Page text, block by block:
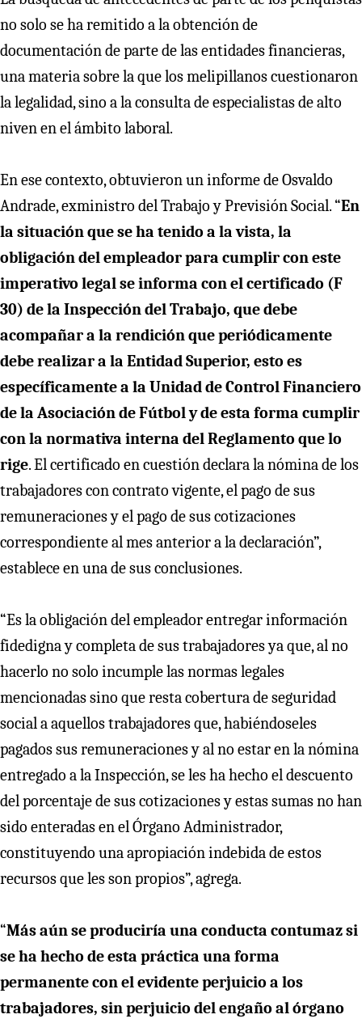
no solo se ha remitido a la obtención de
documentación de parte de las entidades financieras,
una materia sobre la que los melipillanos cuestionaron
la legalidad, sino a la consulta de especialistas de alto
niven en el ámbito laboral.
En ese contexto, obtuvieron un informe de Osvaldo
Andrade, exministro del Trabajo y Previsión Social. “En
la situación que se ha tenido a la vista, la
obligación del empleador para cumplir con este
imperativo legal se informa con el certificado (F
30) de la Inspección del Trabajo, que debe
acompañar a la rendición que periódicamente
debe realizar a la Entidad Superior, esto es
específicamente a la Unidad de Control Financiero
de la Asociación de Fútbol y de esta forma cumplir
con la normativa interna del Reglamento que lo
rige. El certificado en cuestión declara la nómina de los
trabajadores con contrato vigente, el pago de sus
remuneraciones y el pago de sus cotizaciones
correspondiente al mes anterior a la declaración”,
establece en una de sus conclusiones.
“Es la obligación del empleador entregar información
fidedigna y completa de sus trabajadores ya que, al no
hacerlo no solo incumple las normas legales
mencionadas sino que resta cobertura de seguridad
social a aquellos trabajadores que, habiéndoseles
pagados sus remuneraciones y al no estar en la nómina
entregado a la Inspección, se les ha hecho el descuento
del porcentaje de sus cotizaciones y estas sumas no han
sido enteradas en el Órgano Administrador,
constituyendo una apropiación indebida de estos
recursos que les son propios”, agrega.
“Más aún se produciría una conducta contumaz si
se ha hecho de esta práctica una forma
permanente con el evidente perjuicio a los
trabajadores, sin perjuicio del engaño al órgano